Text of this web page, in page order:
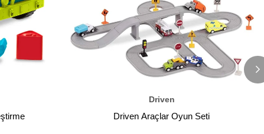
Driven
Driven Araçlar Oyun Seti